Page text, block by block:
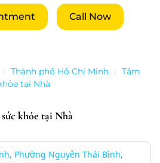
Call Now
Thành phố Hồ Chí Minh
Tâm
tại Nhà
khỏe tại Nhà
Phường Nguyễn Thái Bình,